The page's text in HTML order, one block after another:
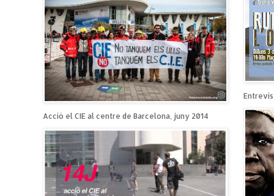
Acció el CIE al centre de Barcelona, juny 2014